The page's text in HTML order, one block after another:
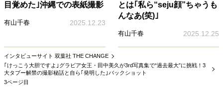
目覚めた｣沖縄での表紙撮影
有山千春 2025.12.23
とは｢私ら“seju顔”ちゃうも
んなあ(笑)｣
有山千春 2025.12.25
インタビューサイト 双葉社 THE CHANGE
｢けっこう大胆ですよ｣グラビア女王・田中美久が3rd写真集で“過去最大”に挑戦！3
大タブー解禁の撮影秘話と自ら｢発明した｣バックショット
3ページ目